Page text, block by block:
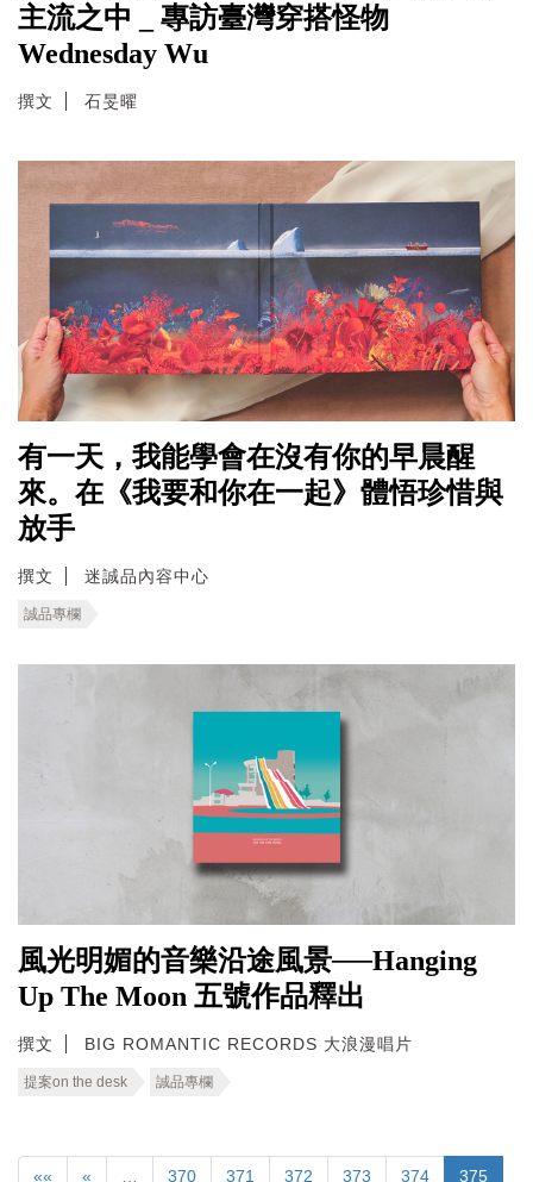
主流之中 _ 專訪臺灣穿搭怪物
Wednesday Wu
撰文 石旻曜
有一天，我能學會在沒有你的早晨醒
來。在《我要和你在一起》體悟珍惜與
放手
撰文 迷誠品內容中心
誠品專欄
風光明媚的音樂沿途風景──Hanging
Up The Moon 五號作品釋出
撰文 BIG ROMANTIC RECORDS 大浪漫唱片
提案on the desk 誠品專欄
«« « 370 371 372 373 374 375